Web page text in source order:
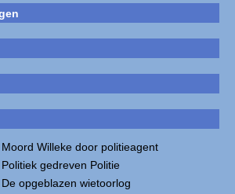
Moord Willeke door politieagent
Politiek gedreven Politie
De opgeblazen wietoorlog